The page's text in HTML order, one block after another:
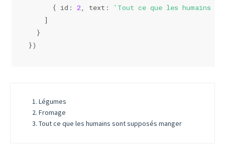
      {
id : 2, text :
'Tout ce que les humains
    ]
  }
})
Légumes
Fromage
Tout ce que les humains sont supposés manger